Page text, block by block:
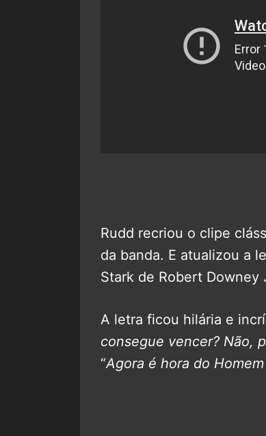
Rudd recriou o clipe
da banda. E atualizou a
Stark de Robert Downey
A letra ficou hilária e
consegue vencer? Não,
“Agora é hora do